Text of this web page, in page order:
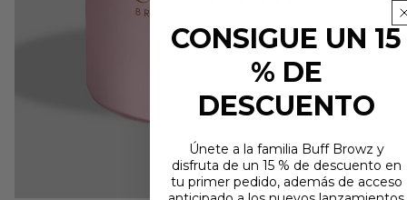
CONSIGUE UN 15
% DE
DESCUENTO
Únete a la familia Buff Browz y
disfruta de un 15 % de descuento en
tu primer pedido, además de acceso